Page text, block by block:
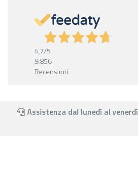
4,7/5
9.856
Recensioni
Assistenza dal lunedì al venerdì